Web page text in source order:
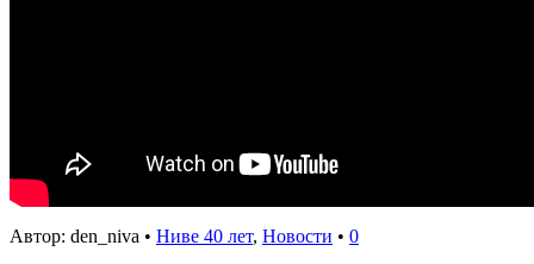
Автор: den_niva • Ниве 40 лет, Новости • 0